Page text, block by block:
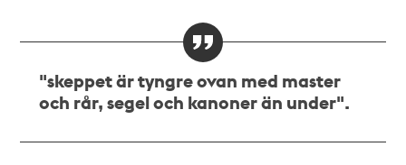
"skeppet är tyngre ovan med master
och rår, segel och kanoner än under".